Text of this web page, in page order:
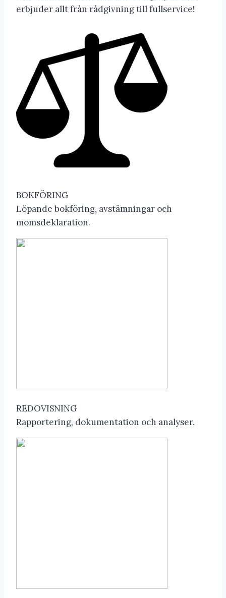
erbjuder allt från rådgivning till fullservice!
BOKFÖRING
Löpande bokföring, avstämningar och
momsdeklaration.
REDOVISNING
Rapportering, dokumentation och analyser.